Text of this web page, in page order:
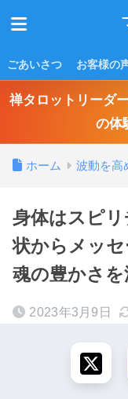
ごあいさつ お客様の
禅タロットリーダ
の体
ホーム 波動を高
身体はスピ
状からメッセ
魂の豊かさを
2023年3月9日